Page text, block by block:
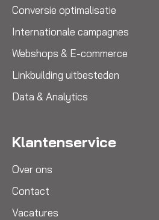
Conversie optimalisatie
Internationale campagnes
Webshops & E-commerce
Linkbuilding uitbesteden
Data & Analytics
Klantenservice
Over ons
Contact
Vacatures